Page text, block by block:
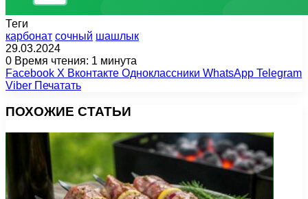
Теги
карбонат сочный шашлык
29.03.2024
0 Время чтения: 1 минута
Facebook X Вконтакте Одноклассники WhatsApp Telegram
Viber Печатать
ПОХОЖИЕ СТАТЬИ